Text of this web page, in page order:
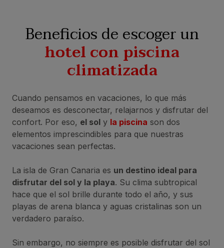
Beneficios de escoger un
hotel con piscina
climatizada
Cuando pensamos en vacaciones, lo que más
deseamos es desconectar, relajarnos y disfrutar del
confort. Por eso, el sol y la piscina son dos
elementos imprescindibles para que nuestras
vacaciones sean perfectas.
La isla de Gran Canaria es un destino ideal para
disfrutar del sol y la playa. Su clima subtropical
hace que el sol brille durante todo el año, y sus
playas de arena blanca y aguas cristalinas son un
verdadero paraíso.
Sin embargo, no siempre es posible disfrutar del sol